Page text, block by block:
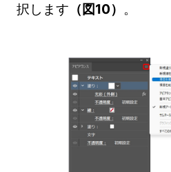
択します （図10） 。